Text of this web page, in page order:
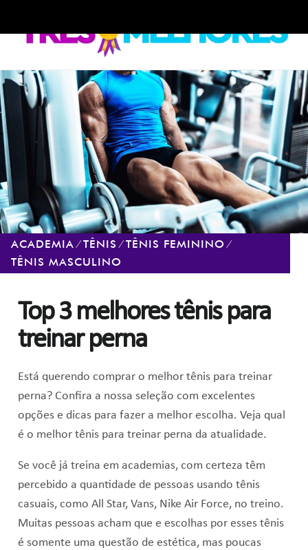
navigation
content
ACADEMIA⁄TÊNIS ⁄TÊNIS FEMININO ⁄
TÊNIS MASCULINO
Top 3 melhores tênis para
treinar perna
Está querendo comprar o melhor tênis para treinar
perna? Confira a nossa seleção com excelentes
opções e dicas para fazer a melhor escolha. Veja qual
é o melhor tênis para treinar perna da atualidade.
Se você já treina em academias, com certeza têm
percebido a quantidade de pessoas usando tênis
casuais, como All Star, Vans, Nike Air Force, no treino.
Muitas pessoas acham que e escolhas por esses tênis
é somente uma questão de estética, mas poucas